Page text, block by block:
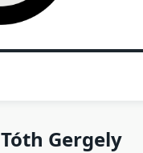
Tóth Gergely